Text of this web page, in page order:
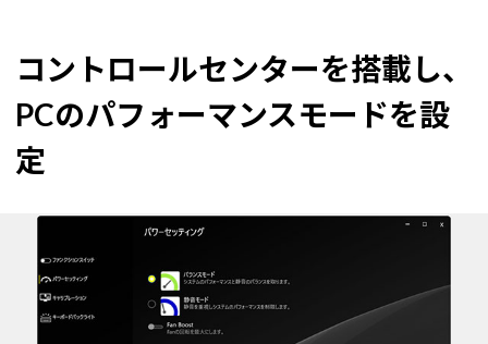
コントロールセンターを搭載し、
PCのパフォーマンスモードを設
定